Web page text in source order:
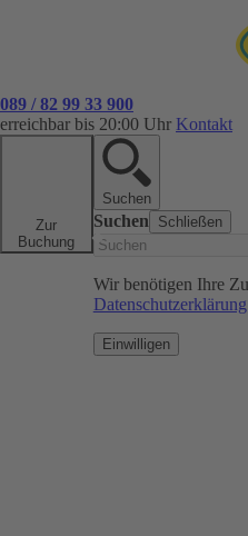
089 / 82 99 33 900
erreichbar bis 20:00 Uhr Kontakt
Zur
Buchung
Suchen
Suchen Schließen
Wir benötigen Ihre
Datenschutzerklärung
Einwilligen